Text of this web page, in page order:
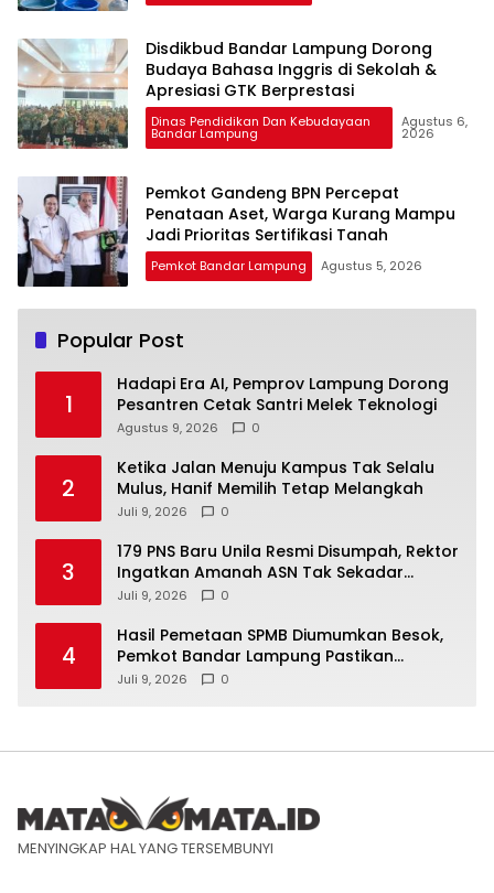
Disdikbud Bandar Lampung Dorong
Budaya Bahasa Inggris di Sekolah &
Apresiasi GTK Berprestasi
Dinas Pendidikan Dan Kebudayaan
Bandar Lampung
Agustus 6,
2026
Pemkot Gandeng BPN Percepat
Penataan Aset, Warga Kurang Mampu
Jadi Prioritas Sertifikasi Tanah
Pemkot Bandar Lampung Agustus 5, 2026
Popular Post
1
Hadapi Era AI, Pemprov Lampung Dorong
Pesantren Cetak Santri Melek Teknologi
Agustus 9, 2026 0
2
Ketika Jalan Menuju Kampus Tak Selalu
Mulus, Hanif Memilih Tetap Melangkah
Juli 9, 2026 0
3
179 PNS Baru Unila Resmi Disumpah, Rektor
Ingatkan Amanah ASN Tak Sekadar
Formalitas
Juli 9, 2026 0
4
Hasil Pemetaan SPMB Diumumkan Besok,
Pemkot Bandar Lampung Pastikan
Sekolah Negeri Gratis
Juli 9, 2026 0
MENYINGKAP HAL YANG TERSEMBUNYI